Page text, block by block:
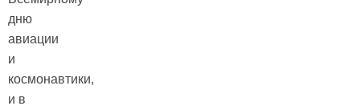
дню
авиации
и
космонавтики,
и в